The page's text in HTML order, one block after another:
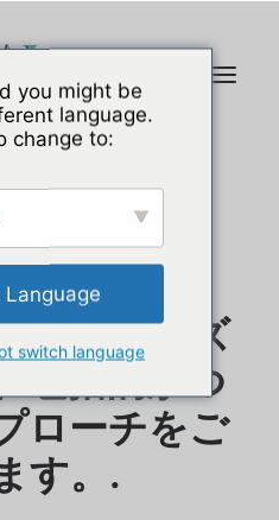
ゆるニーズ
包括的かつ
ローチをご
す。.
you might be
language.
change to:
Language
switch language